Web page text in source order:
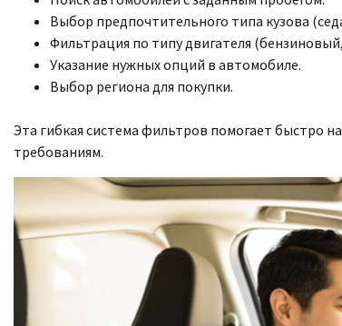
Выбор предпочтительного типа кузова
Фильтрация по типу двигателя
Указание нужных опций в автомобиле.
Выбор региона для покупки.
Эта гибкая система фильтров помогает быстро
требованиям.